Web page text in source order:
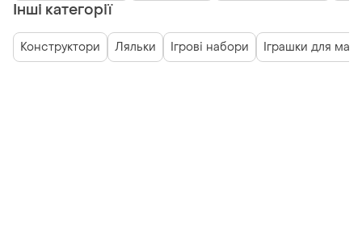
Інші категорії
Конструктори Ляльки Ігрові набори Іграшки для